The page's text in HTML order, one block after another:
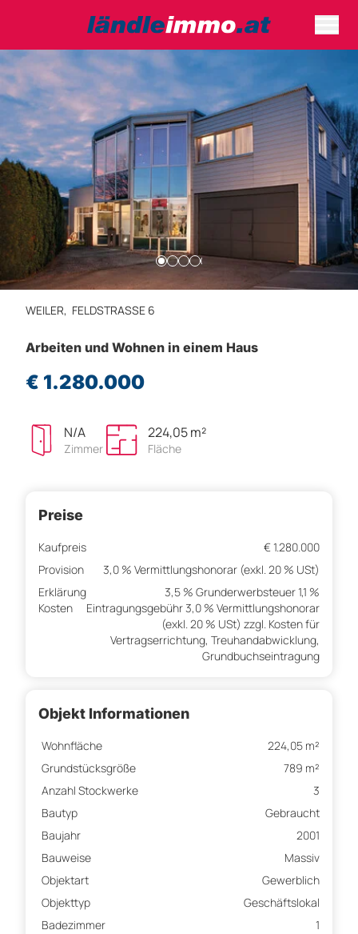
WEILER, FELDSTRASSE 6
Arbeiten und Wohnen in einem Haus
€ 1.280.000
N/A
Zimmer
224,05 m²
Fläche
Preise
Kaufpreis
€ 1.280.000
Provision
3,0 % Vermittlungshonorar (exkl. 20 % USt)
Erklärung
Kosten
3,5 % Grunderwerbsteuer 1,1 %
Eintragungsgebühr 3,0 % Vermittlungshonorar
(exkl. 20 % USt) zzgl. Kosten für
Vertragserrichtung, Treuhandabwicklung,
Grundbuchseintragung
Objekt Informationen
Wohnfläche
224,05 m²
Grundstücksgröße
789 m²
Anzahl Stockwerke
3
Bautyp
Gebraucht
Baujahr
2001
Bauweise
Massiv
Objektart
Gewerblich
Objekttyp
Geschäftslokal
Badezimmer
1